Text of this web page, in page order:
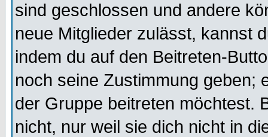
sind geschlossen und andere
neue Mitglieder zulässt, kannst
indem du auf den Beitreten-
noch seine Zustimmung geben;
der Gruppe beitreten möchtest.
nicht, nur weil sie dich nicht in